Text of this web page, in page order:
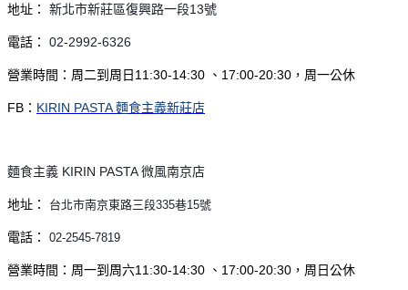
地址： 新北市新莊區復興路一段13號
電話： 02-2992-6326
營業時間：周二到周日11:30-14:30 、17:00-20:30，周一公休
FB： KIRIN PASTA 麵食主義新莊店
麵食主義 KIRIN PASTA 微風南京店
地址： 台北市南京東路三段335巷15號
電話： 02-2545-7819
營業時間：周一到周六11:30-14:30 、17:00-20:30，周日公休